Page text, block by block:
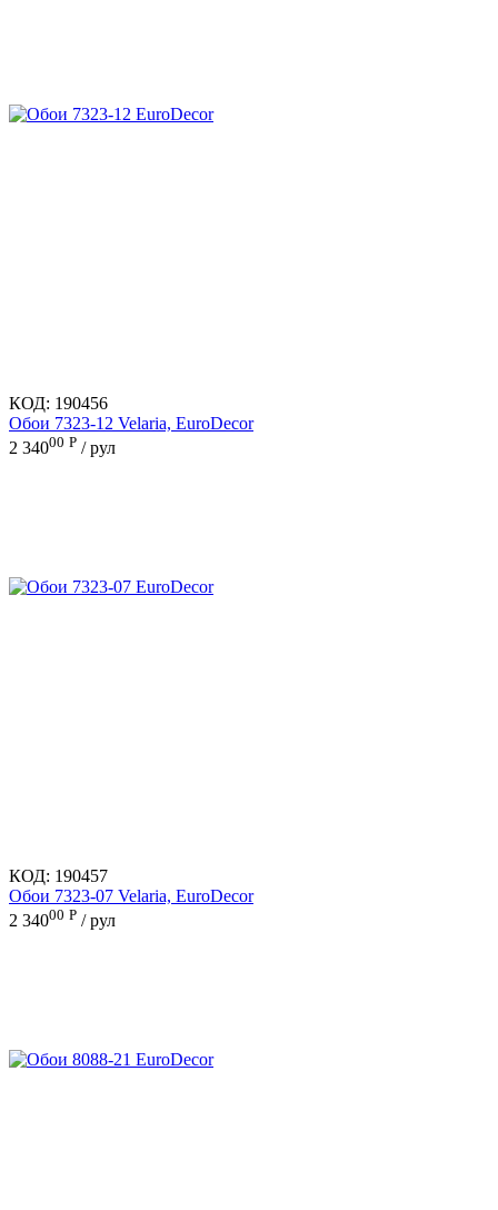
КОД: 190456
Обои 7323-12 Velaria, EuroDecor
2 34000 Р / рул
КОД: 190457
Обои 7323-07 Velaria, EuroDecor
2 34000 Р / рул